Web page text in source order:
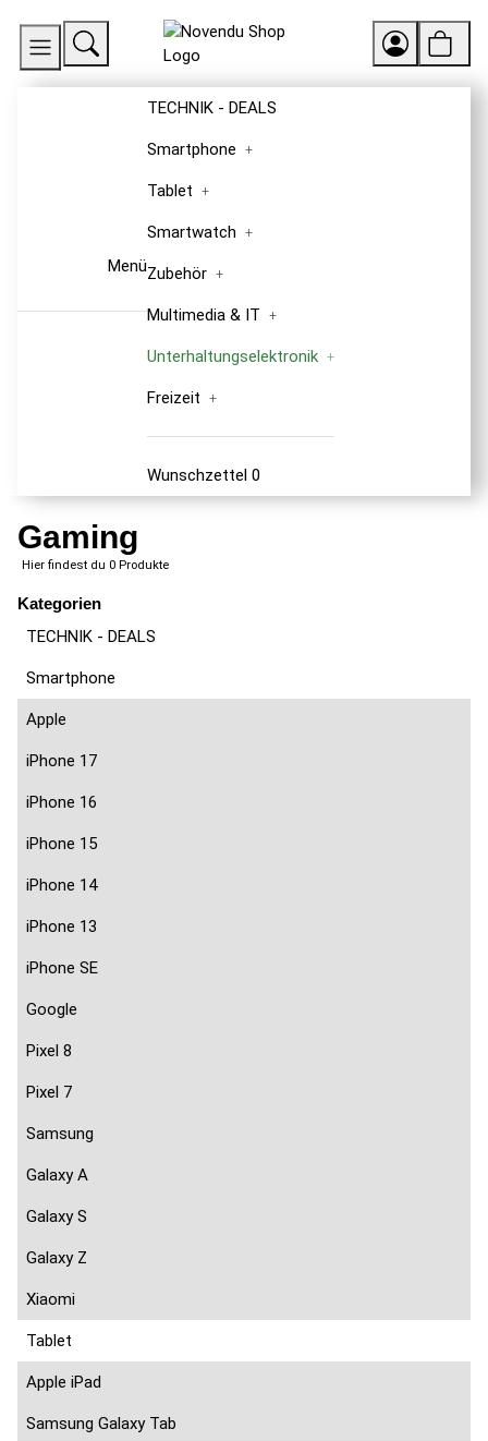
Menü
TECHNIK - DEALS
Smartphone
Tablet
Smartwatch
Zubehör
Multimedia & IT
Unterhaltungselektronik
Freizeit
Wunschzettel0
Gaming
Hier findest du 0 Produkte
Kategorien
TECHNIK - DEALS
Smartphone
Apple
iPhone 17
iPhone 16
iPhone 15
iPhone 14
iPhone 13
iPhone SE
Google
Pixel 8
Pixel 7
Samsung
Galaxy A
Galaxy S
Galaxy Z
Xiaomi
Tablet
Apple iPad
Samsung Galaxy Tab